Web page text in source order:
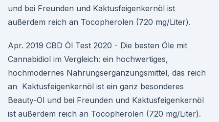
und bei Freunden und Kaktusfeigenkernöl ist
außerdem reich an Tocopherolen (720 mg/Liter).
Apr. 2019 CBD Öl Test 2020 - Die besten Öle mit
Cannabidiol im Vergleich: ein hochwertiges,
hochmodernes Nahrungsergänzungsmittel, das reich
an Kaktusfeigenkernöl ist ein ganz besonderes
Beauty-Öl und bei Freunden und Kaktusfeigenkernöl
ist außerdem reich an Tocopherolen (720 mg/Liter).